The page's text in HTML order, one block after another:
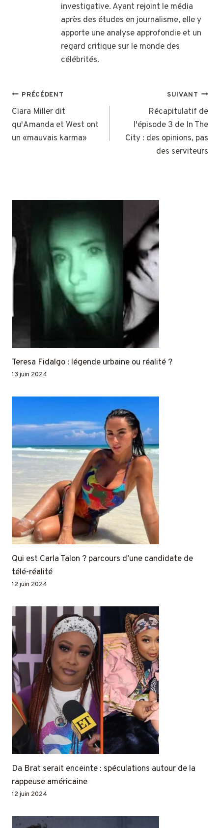
investigative. Ayant rejoint le média
après des études en journalisme, elle y
apporte une analyse approfondie et un
regard critique sur le monde des
célébrités.
NAVIGATION
DE
L’ARTICLE
PRÉCÉDENT
Ciara Miller dit
qu'Amanda et West ont
un «mauvais karma»
SUIVANT
Récapitulatif de
l'épisode 3 de In The
City : des opinions, pas
des serviteurs
Teresa Fidalgo : légende urbaine ou réalité ?
13 juin 2024
Qui est Carla Talon ? parcours d’une candidate de
télé-réalité
12 juin 2024
Da Brat serait enceinte : spéculations autour de la
rappeuse américaine
12 juin 2024